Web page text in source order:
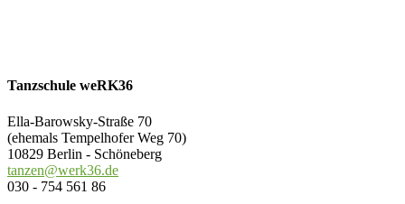
Tanzschule weRK36
Ella-Barowsky-Straße 70
(ehemals Tempelhofer Weg 70)
10829 Berlin - Schöneberg
tanzen@werk36.de
030 - 754 561 86